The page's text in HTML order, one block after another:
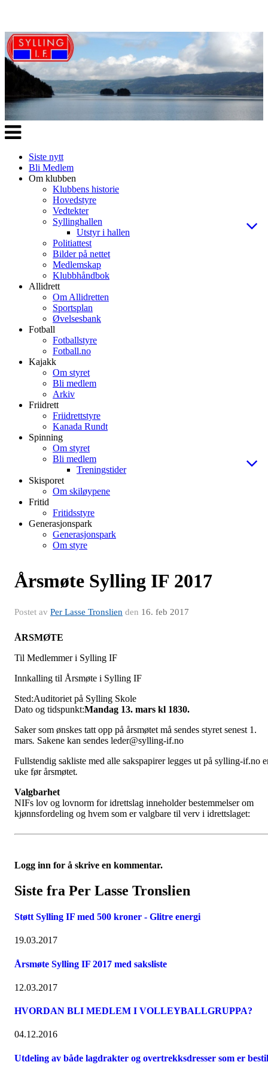
Veksle
navigasjon
Siste nytt
Bli Medlem
Om klubben
Klubbens historie
Hovedstyre
Vedtekter
Syllinghallen
Utstyr i hallen
Politiattest
Bilder på nettet
Medlemskap
Klubbhåndbok
Allidrett
Om Allidretten
Sportsplan
Øvelsesbank
Fotball
Fotballstyre
Fotball.no
Kajakk
Om styret
Bli medlem
Arkiv
Friidrett
Friidrettstyre
Kanada Rundt
Spinning
Om styret
Bli medlem
Treningstider
Skisporet
Om skiløypene
Fritid
Fritidsstyre
Generasjonspark
Generasjonspark
Om styre
Årsmøte Sylling IF 2017
Postet av Per Lasse Tronslien den 16. feb 2017
ÅRSMØTE
Til Medlemmer i Sylling IF
Innkalling til Årsmøte i Sylling IF
Sted:Auditoriet på Sylling Skole
Dato og tidspunkt:Mandag 13. mars kl 1830.
Saker som ønskes tatt opp på årsmøtet må sendes styret senest 1.
mars. Sakene kan sendes leder@sylling-if.no
Fullstendig sakliste med alle sakspapirer legges ut på sylling-if.no
uke før årsmøtet.
Valgbarhet
NIFs lov og lovnorm for idrettslag inneholder bestemmelser om
kjønnsfordeling og hvem som er valgbare til verv i idrettslaget:
Logg inn for å skrive en kommentar.
Siste fra Per Lasse Tronslien
Støtt Sylling IF med 500 kroner - Glitre energi
19.03.2017
Årsmøte Sylling IF 2017 med saksliste
12.03.2017
HVORDAN BLI MEDLEM I VOLLEYBALLGRUPPA?
04.12.2016
Utdeling av både lagdrakter og overtrekksdresser som er